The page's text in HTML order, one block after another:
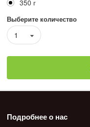
350 г
Выберите количество
1
Подробнее о нас